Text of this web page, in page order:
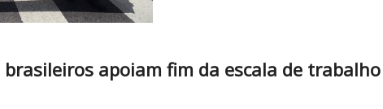
apoiam fim da escala de trabalho